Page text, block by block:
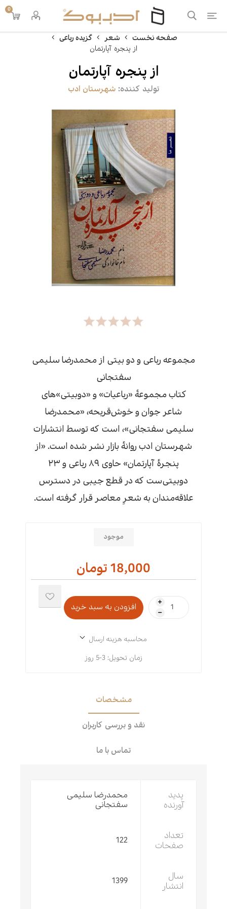
0
صفحه نخست شعر
گزیده رباعی
از پنجره آپارتمان
از پنجره آپارتمان
تولید کننده: شهرستان ادب
مجموعه رباعی و دو بیتی از محمدرضا سلیمی
سفتجانی
کتاب مجموعهٔ «رباعیات» و «دوبیتی‌»های
شاعر جوان و خوش‌قریحه، «محمدرضا
سلیمی سفتجانی»، است که توسط انتشارات
شهرستان ادب روانهٔ بازار نشر شده است. «از
پنجرهٔ آپارتمان» حاوی ۸۹ رباعی و ۲۳
دوبیتی‌ست که در قطع جیبی در دسترس
علاقه‌مندان به شعرِ معاصر قرار گرفته است.
موجود
18,000 تومان
i
h
محاسبه هزینه ارسال
زمان تحویل: 3-5 روز
مشخصات
نقد و بررسی کاربران
تماس با ما
پدید
آورنده
محمدرضا سلیمی
سفتجانی
تعداد
صفحات
122
سال
انتشار
1399